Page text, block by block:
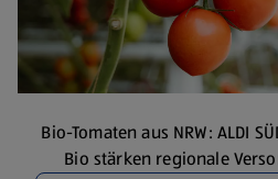
Bio-Tomaten aus NRW: ALDI
Bio stärken regionale